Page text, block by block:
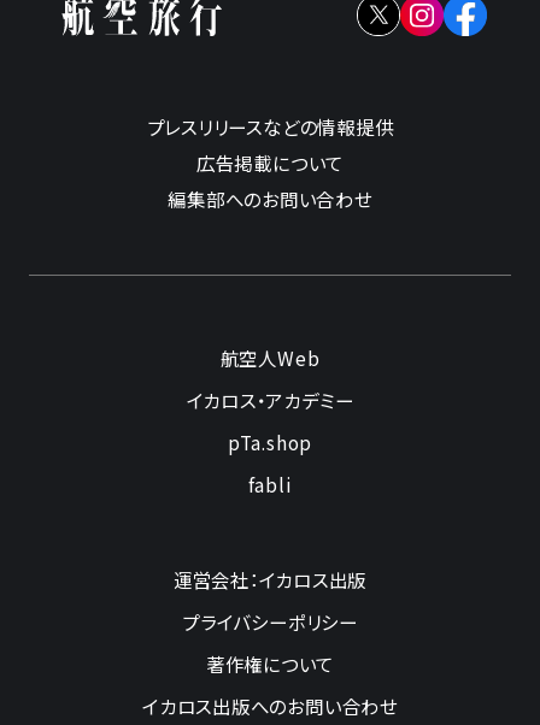
プレスリリースなどの情報提供
広告掲載について
編集部へのお問い合わせ
航空人Web
イカロス・アカデミー
pTa.shop
fabli
運営会社：イカロス出版
プライバシーポリシー
著作権について
イカロス出版へのお問い合わせ